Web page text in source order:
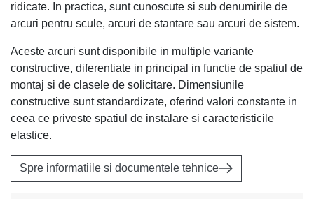
ridicate. In practica, sunt cunoscute si sub denumirile de
arcuri pentru scule, arcuri de stantare sau arcuri de sistem.
Aceste arcuri sunt disponibile in multiple variante
constructive, diferentiate in principal in functie de spatiul de
montaj si de clasele de solicitare. Dimensiunile
constructive sunt standardizate, oferind valori constante in
ceea ce priveste spatiul de instalare si caracteristicile
elastice.
Spre informatiile si documentele tehnice